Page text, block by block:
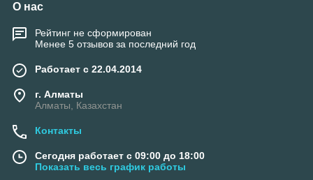
О нас
Рейтинг не сформирован
Менее 5 отзывов за последний год
Работает с 22.04.2014
г. Алматы
Алматы, Казахстан
Контакты
Сегодня работает с 09:00 до 18:00
Показать весь график работы